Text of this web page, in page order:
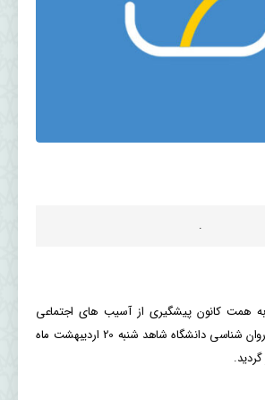
.
به همت کانون پیشگیری از آسیب های اجتماعی
همراه با انجمن علمی روان شناسی دانشگاه شاهد شنبه 20 اردیبهشت ماه